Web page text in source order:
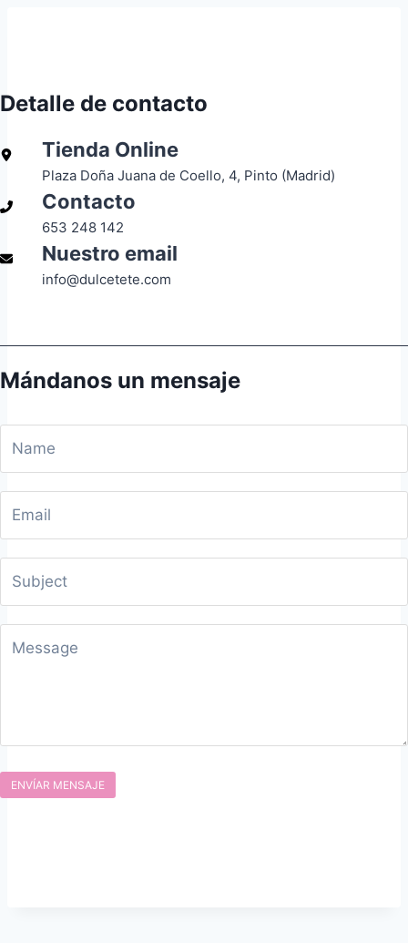
Detalle de contacto
Tienda Online
Plaza Doña Juana de Coello, 4, Pinto (Madrid)
Contacto
653 248 142
Nuestro email
info@dulcetete.com
Mándanos un mensaje
ENVÍAR MENSAJE